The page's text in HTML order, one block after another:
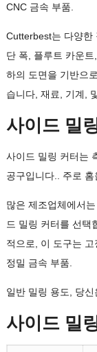
CNC 금속 부품.
Cutterbest는 다양한
단 폭, 플루트 카운
하의 도면을 기반으
습니다, 재료, 기계,
사이드 밀
사이드 밀링 커터는
공구입니다.. 주로
많은 제조업체에서
드 밀링 커터를 선택
적으로, 이 도구는
정밀 금속 부품.
일반 밀링 용도, 당
사이드 밀